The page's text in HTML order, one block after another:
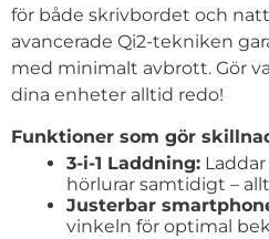
för både skrivbordet och
avancerade Qi2-tekniken
med minimalt avbrott. Gör
dina enheter alltid redo!
Funktioner som gör
3-i-1 Laddning:
hörlurar samtidigt –
Justerbar
vinkeln för optimal